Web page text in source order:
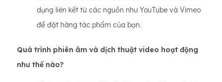
dụng liên kết từ các nguồn như YouTube và Vimeo
để đặt hàng tác phẩm của bạn.
Quá trình phiên âm và dịch thuật video hoạt động
như thế nào?